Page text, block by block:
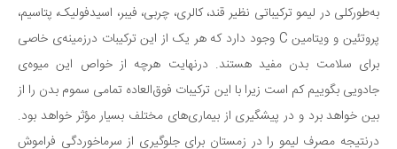
به‌طورکلی در لیمو ترکیباتی نظیر قند، کالری، چربی، فیبر، اسیدفولیک، پتاسیم،
پروتئین و ویتامین C وجود دارد که هر یک از این ترکیبات درزمینه‌ی خاصی
برای سلامت بدن مفید هستند. درنهایت هرچه از خواص این میوه‌ی
جادویی بگوییم کم است زیرا با این ترکیبات فوق‌العاده تمامی سموم بدن را از
بین خواهد برد و در پیشگیری از بیماری‌های مختلف بسیار مؤثر خواهد بود.
درنتیجه مصرف لیمو را در زمستان برای جلوگیری از سرماخوردگی فراموش